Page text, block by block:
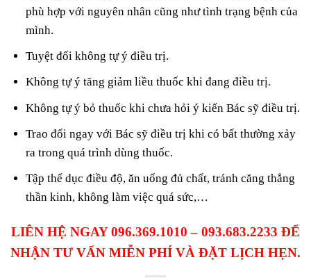
phù hợp với nguyên nhân cũng như tình trạng bệnh của
mình.
Tuyệt đối không tự ý điều trị.
Không tự ý tăng giảm liều thuốc khi đang điều trị.
Không tự ý bỏ thuốc khi chưa hỏi ý kiến Bác sỹ điều trị.
Trao đổi ngay với Bác sỹ điều trị khi có bất thường xảy
ra trong quá trình dùng thuốc.
Tập thể dục điều độ, ăn uống đủ chất, tránh căng thẳng
thần kinh, không làm việc quá sức,…
LIÊN HỆ NGAY 096.369.1010 – 093.683.2233 ĐỂ
NHẬN TƯ VẤN MIỄN PHÍ VÀ ĐẶT LỊCH HẸN.